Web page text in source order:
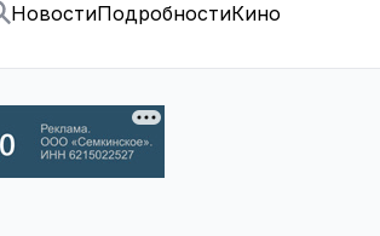
НовостиПодробностиКино